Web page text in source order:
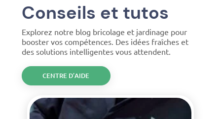
Conseils et tutos
Explorez notre blog bricolage et jardinage pour
booster vos compétences. Des idées fraîches et
des solutions intelligentes vous attendent.
CENTRE D’AIDE